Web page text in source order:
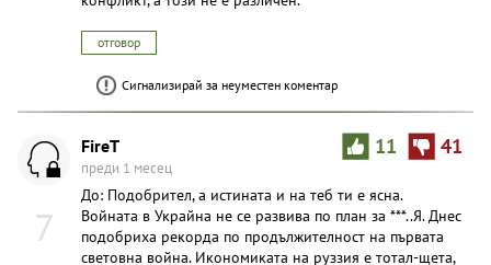
отговор
Сигнализирай за неуместен коментар
7
11 41
FireT
преди 1 месец
До: Подобрител, а истината и на теб ти е ясна.
Войната в Украйна не се развива по план за ***..Я. Днес
подобриха рекорда по продължителност на първата
световна война. Икономиката на руззия е тотал-щета,